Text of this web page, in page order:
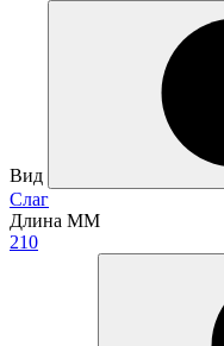
Вид
Слаг
Длина ММ
210